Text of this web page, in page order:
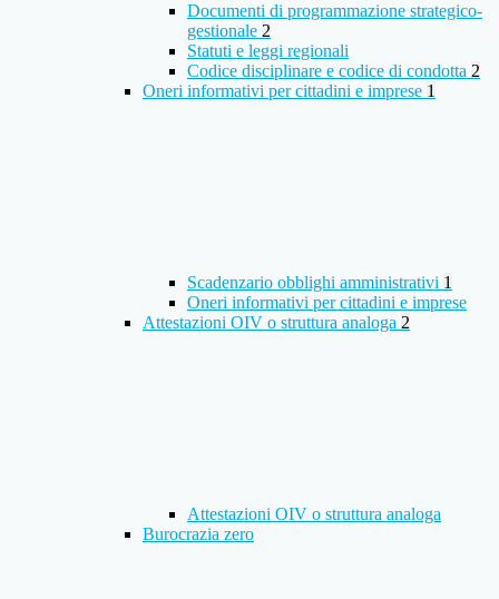
Documenti di programmazione strategico-
gestionale 2
Statuti e leggi regionali
Codice disciplinare e codice di condotta 2
Oneri informativi per cittadini e imprese 1
Scadenzario obblighi amministrativi 1
Oneri informativi per cittadini e imprese
Attestazioni OIV o struttura analoga 2
Attestazioni OIV o struttura analoga
Burocrazia zero